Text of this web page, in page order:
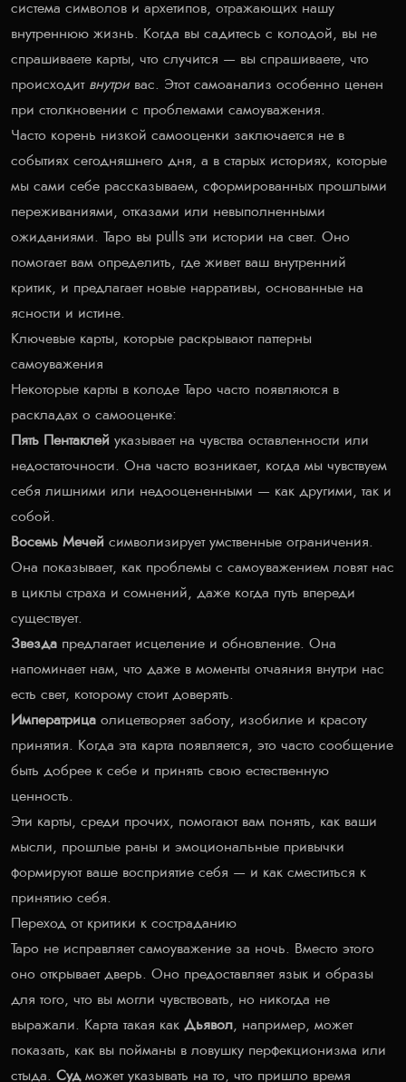
система символов и архетипов, отражающих нашу
внутреннюю жизнь. Когда вы садитесь с колодой, вы не
спрашиваете карты, что случится — вы спрашиваете, что
происходит внутривас. Этот самоанализ особенно ценен
при столкновении с проблемами самоуважения.
Часто корень низкой самооценки заключается не в
событиях сегодняшнего дня, а в старых историях, которые
мы сами себе рассказываем, сформированных прошлыми
переживаниями, отказами или невыполненными
ожиданиями. Таро вы pulls эти истории на свет. Оно
помогает вам определить, где живет ваш внутренний
критик, и предлагает новые нарративы, основанные на
ясности и истине.
Ключевые карты, которые раскрывают паттерны
самоуважения
Некоторые карты в колоде Таро часто появляются в
раскладах о самооценке:
Пять Пентаклей указывает на чувства оставленности или
недостаточности. Она часто возникает, когда мы чувствуем
себя лишними или недооцененными — как другими, так и
собой.
Восемь Мечей символизирует умственные ограничения.
Она показывает, как проблемы с самоуважением ловят нас
в циклы страха и сомнений, даже когда путь впереди
существует.
Звезда предлагает исцеление и обновление. Она
напоминает нам, что даже в моменты отчаяния внутри нас
есть свет, которому стоит доверять.
Императрица олицетворяет заботу, изобилие и красоту
принятия. Когда эта карта появляется, это часто сообщение
быть добрее к себе и принять свою естественную
ценность.
Эти карты, среди прочих, помогают вам понять, как ваши
мысли, прошлые раны и эмоциональные привычки
формируют ваше восприятие себя — и как сместиться к
принятию себя.
Переход от критики к состраданию
Таро не исправляет самоуважение за ночь. Вместо этого
оно открывает дверь. Оно предоставляет язык и образы
для того, что вы могли чувствовать, но никогда не
выражали. Карта такая как Дьявол, например, может
показать, как вы пойманы в ловушку перфекционизма или
стыда. Судможет указывать на то, что пришло время